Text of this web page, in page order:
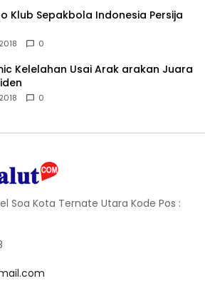
Klub Sepakbola Indonesia Persija
0
Kelelahan Usai Arak arakan Juara
0
Soa Kota Ternate Utara Kode Pos :